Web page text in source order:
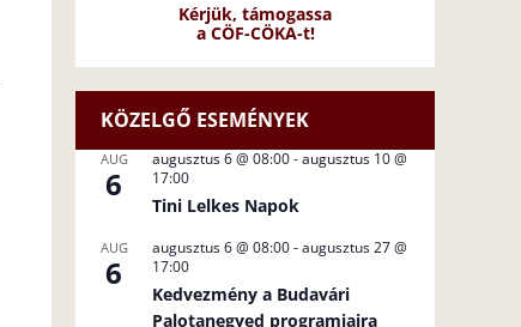
Kérjük, támogassa
a CÖF-CÖKA-t!
KÖZELGŐ ESEMÉNYEK
AUG
6
augusztus 6 @ 08:00-augusztus 10 @
17:00
Tini Lelkes Napok
AUG
6
augusztus 6 @ 08:00-augusztus 27 @
17:00
Kedvezmény a Budavári
Palotanegyed programjaira